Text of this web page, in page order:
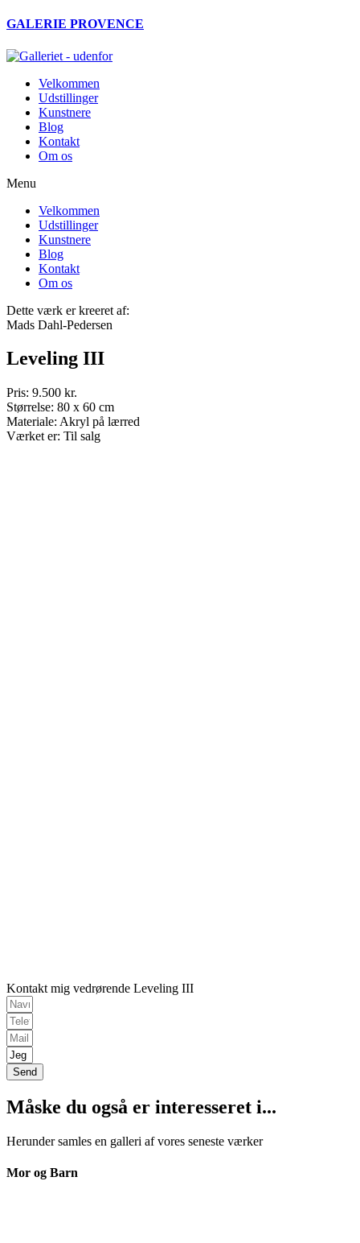
Videre
indhold
GALERIE PROVENCE
Velkommen
Udstillinger
Kunstnere
Blog
Kontakt
Om os
Menu
Velkommen
Udstillinger
Kunstnere
Blog
Kontakt
Om os
Dette værk er kreeret af:
Mads Dahl-Pedersen
Leveling III
Pris: 9.500 kr.
Størrelse: 80 x 60 cm
Materiale: Akryl på lærred
Værket er: Til salg
Kontakt mig vedrørende Leveling III
Send
Måske du også er interesseret i...
Herunder samles en galleri af vores seneste værker
Mor og Barn